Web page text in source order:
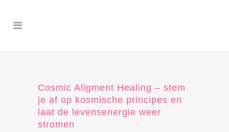
Cosmic Aligment Healing – stem
je af op kosmische principes en
laat de levensenergie weer
stromen